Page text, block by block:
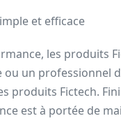
et efficace
les produits
ou un professionnel
produits Fictech.
est à portée de